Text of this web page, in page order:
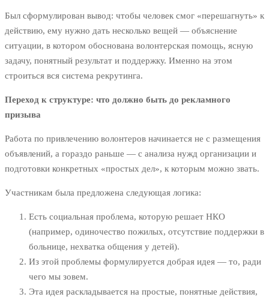
Был сформулирован вывод: чтобы человек смог «перешагнуть» к
действию, ему нужно дать несколько вещей — объяснение
ситуации, в котором обоснована волонтерская помощь, ясную
задачу, понятный результат и поддержку. Именно на этом
строиться вся система рекрутинга.
Переход к структуре: что должно быть до рекламного
призыва
Работа по привлечению волонтеров начинается не с размещения
объявлений, а гораздо раньше — с анализа нужд организации и
подготовки конкретных «простых дел», к которым можно звать.
Участникам была предложена следующая логика:
Есть социальная проблема, которую решает НКО
(например, одиночество пожилых, отсутствие поддержки в
больнице, нехватка общения у детей).
Из этой проблемы формулируется добрая идея — то, ради
чего мы зовем.
Эта идея раскладывается на простые, понятные действия,